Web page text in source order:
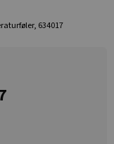
634017